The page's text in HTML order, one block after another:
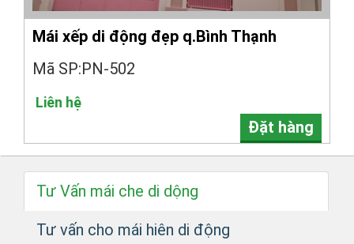
Mái xếp di động đẹp q.Bình Thạnh
Mã SP:PN-502
Liên hệ
Đặt hàng
Tư Vấn mái che di dộng
Tư vấn cho mái hiên di động